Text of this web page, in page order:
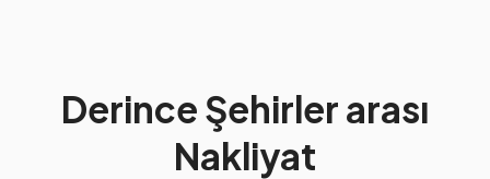
Derince Şehirler arası
Nakliyat